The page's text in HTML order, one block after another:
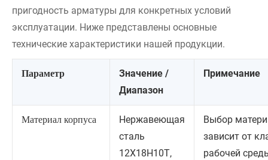
пригодность арматуры для конкретных условий
эксплуатации. Ниже представлены основные
технические характеристики нашей продукции.
Параметр
Значение /
Диапазон
Примечание
Материал корпуса
Нержавеющая
сталь
12Х18Н10Т,
Выбор
зависит от
рабочей